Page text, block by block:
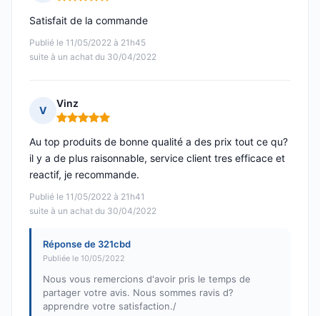
Publié le 11/05/2022 à 21h45
suite à un achat du 30/04/2022
Satisfait de la commande
V
Vinz
Note : 5 sur 5
Publié le 11/05/2022 à 21h41
suite à un achat du 30/04/2022
Au top produits de bonne qualité a des prix tout ce qu?
il y a de plus raisonnable, service client tres efficace et
reactif, je recommande.
Réponse de 321cbd
Publiée le 10/05/2022
Nous vous remercions d'avoir pris le temps de
partager votre avis. Nous sommes ravis d?
apprendre votre satisfaction./